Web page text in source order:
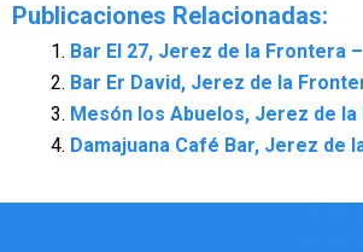
Publicaciones Relacionadas:
Bar El 27, Jerez de la Frontera
Bar Er David, Jerez de la
Mesón los Abuelos, Jerez de la
Damajuana Café Bar, Jerez de